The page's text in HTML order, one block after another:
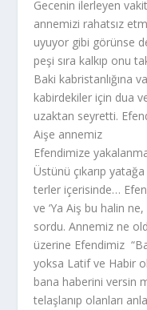
Gecenin ilerleyen
annemizi rahatsız
uyuyor gibi görünse
peşi sıra kalkıp onu
Baki kabristanlığına
kabirdekiler için dua
uzaktan seyretti.
Aişe annemiz
Efendimize
Üstünü çıkarıp
terler içerisinde…
ve ‘Ya Aiş bu halin
sordu. Annemiz ne
üzerine Efendimiz
yoksa Latif ve Habir
bana haberini versin
telaşlanıp olanları